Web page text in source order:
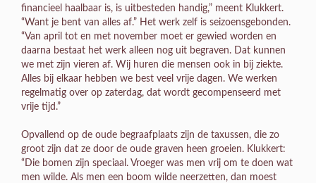
financieel haalbaar is, is uitbesteden handig,” meent Klukkert.
“Want je bent van alles af.” Het werk zelf is seizoensgebonden.
“Van april tot en met november moet er gewied worden en
daarna bestaat het werk alleen nog uit begraven. Dat kunnen
we met zijn vieren af. Wij huren die mensen ook in bij ziekte.
Alles bij elkaar hebben we best veel vrije dagen. We werken
regelmatig over op zaterdag, dat wordt gecompenseerd met
vrije tijd.”
Opvallend op de oude begraafplaats zijn de taxussen, die zo
groot zijn dat ze door de oude graven heen groeien. Klukkert:
“Die bomen zijn speciaal. Vroeger was men vrij om te doen wat
men wilde. Als men een boom wilde neerzetten, dan moest